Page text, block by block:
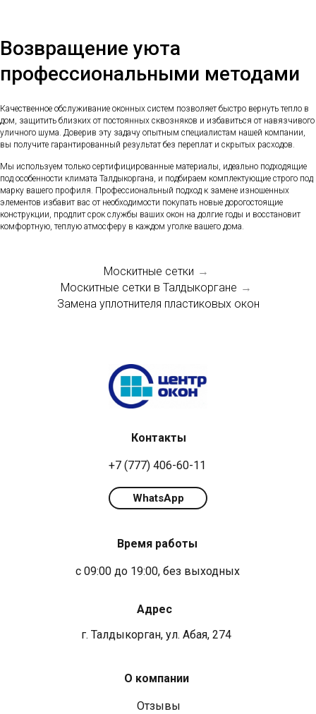
Возвращение уюта
профессиональными методами
Качественное обслуживание оконных систем позволяет быстро вернуть тепло в
дом, защитить близких от постоянных сквозняков и избавиться от навязчивого
уличного шума. Доверив эту задачу опытным специалистам нашей компании,
вы получите гарантированный результат без переплат и скрытых расходов.
Мы используем только сертифицированные материалы, идеально подходящие
под особенности климата Талдыкоргана, и подбираем комплектующие строго под
марку вашего профиля. Профессиональный подход к замене изношенных
элементов избавит вас от необходимости покупать новые дорогостоящие
конструкции, продлит срок службы ваших окон на долгие годы и восстановит
комфортную, теплую атмосферу в каждом уголке вашего дома.
Москитные сетки →
Москитные сетки в Талдыкоргане →
Замена уплотнителя пластиковых окон
+7 (777) 406-60-11
с 09:00 до 19:00, без выходных
Отзывы
г. Талдыкорган, ул. Абая, 274
О компании
Адрес
Время работы
Контакты
WhatsApp